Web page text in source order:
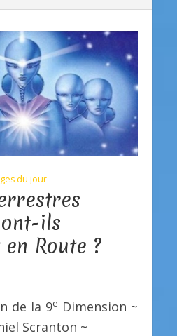
du jour
ils
Route ?
de la 9e Dimension ~
Scranton ~